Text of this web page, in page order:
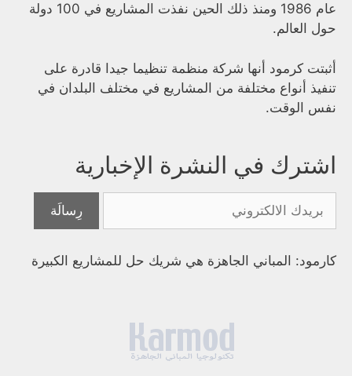
عام 1986 ومنذ ذلك الحين نفذت المشاريع في 100 دولة
حول العالم.
أثبتت كرمود أنها شركة منظمة تنظيما جيدا قادرة على
تنفيذ أنواع مختلفة من المشاريع في مختلف البلدان في
نفس الوقت.
اشترك في النشرة الإخبارية
كارمود: المباني الجاهزة هي شريك حل للمشاريع الكبيرة